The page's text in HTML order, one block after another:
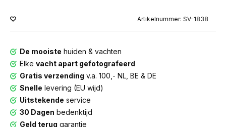
Artikelnummer: SV-1838
De mooiste huiden & vachten
Elke vacht apart gefotografeerd
Gratis verzending v.a. 100,- NL, BE & DE
Snelle levering (EU wijd)
Uitstekende service
30 Dagen bedenktijd
Geld terug garantie